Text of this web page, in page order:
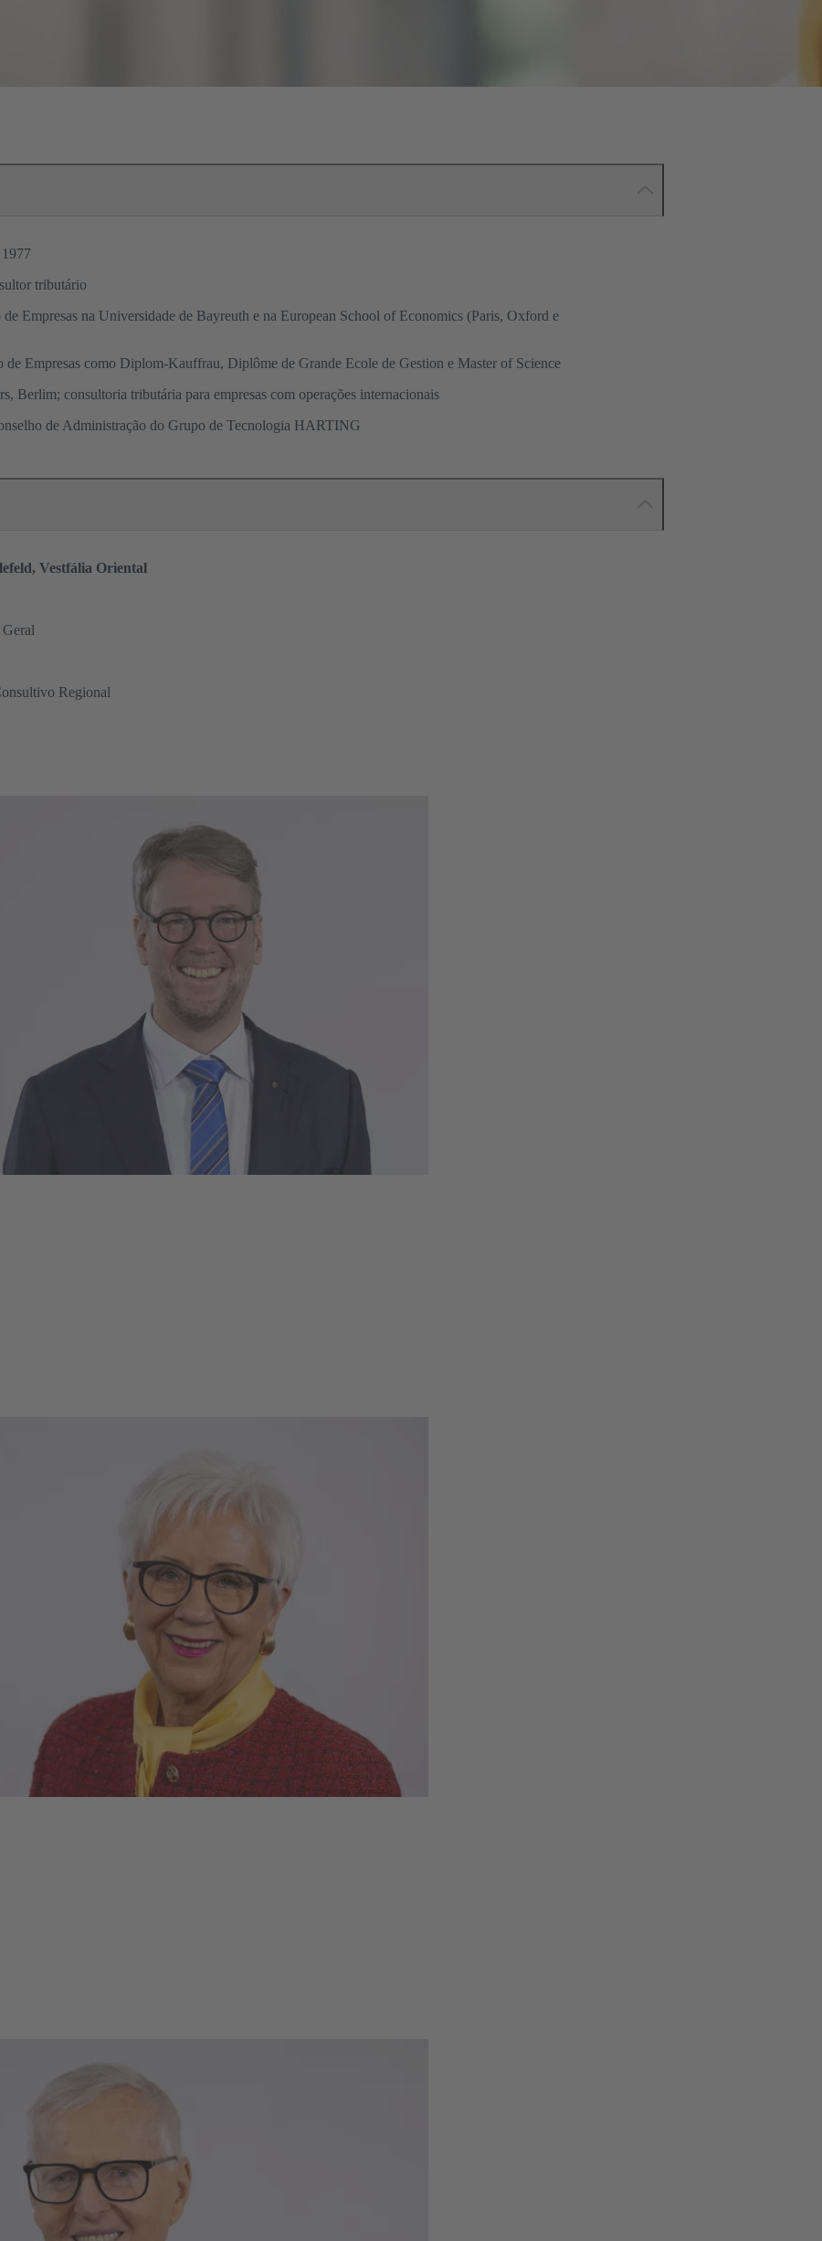
tributário
Empresas na Universidade de Bayreuth e na European School of Economics (Paris, Oxford e
de Empresas como Diplom-Kauffrau, Diplôme de Grande Ecole de Gestion e Master of Science
Berlim; consultoria tributária para empresas com operações internacionais
de Administração do Grupo de Tecnologia HARTING
Vestfália Oriental
Regional